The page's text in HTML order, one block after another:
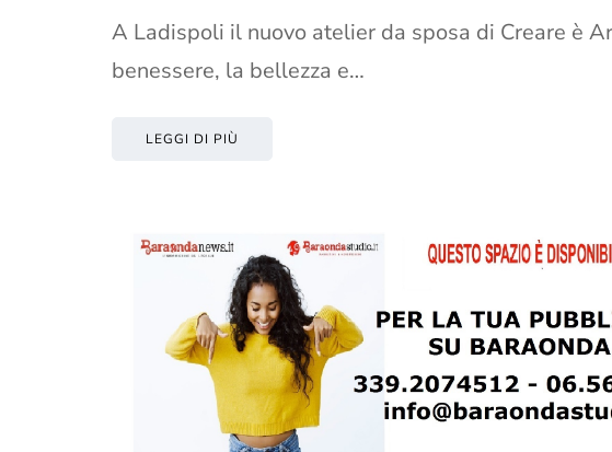
A Ladispoli il nuovo atelier da sposa di Creare è
benessere, la bellezza e…
LEGGI DI PIÙ